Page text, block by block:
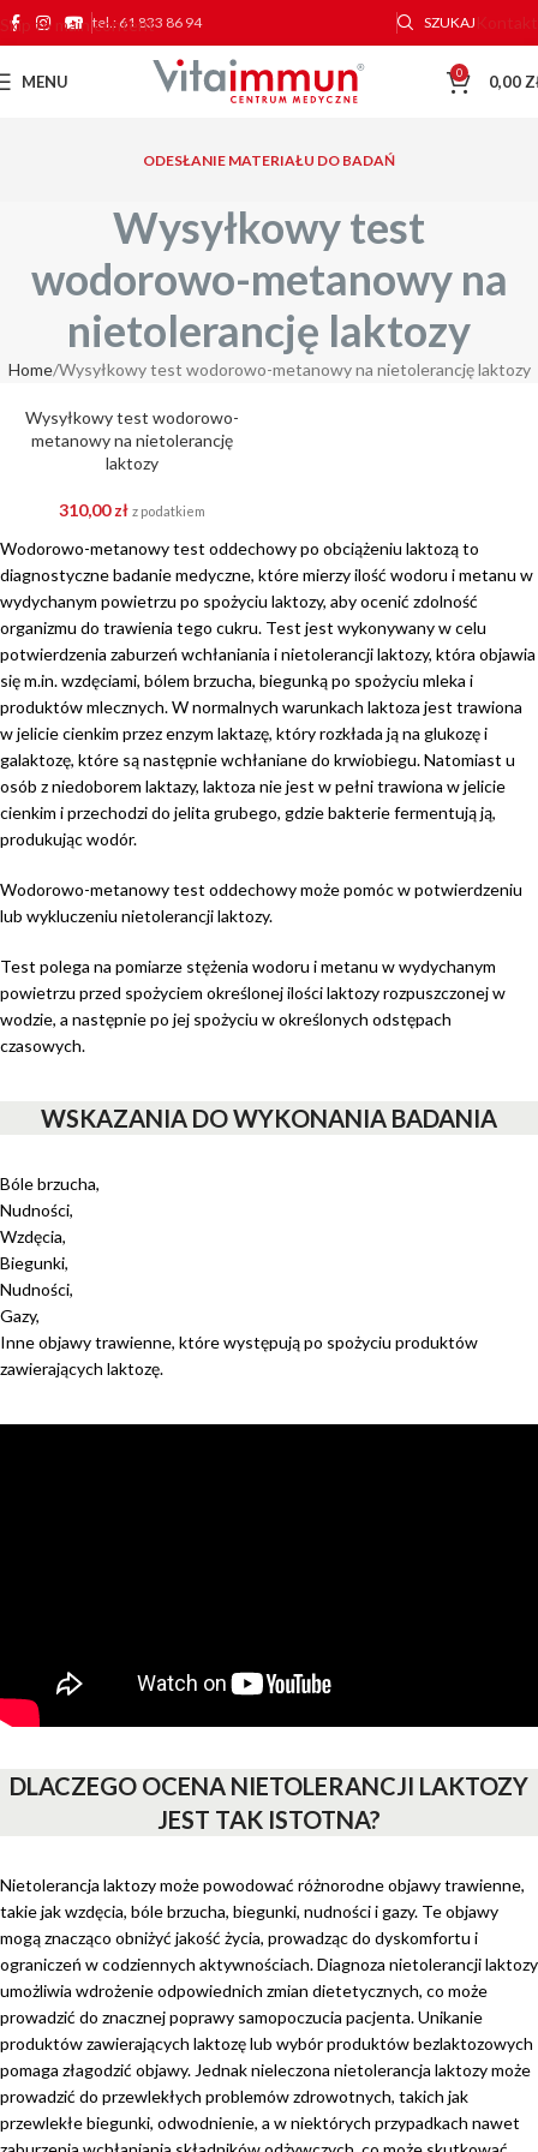
Skip to main content
tel.: 61 833 86 94 SZUKAJ Kontakt
MENU 0 0,00
ODESŁANIE MATERIAŁU DO BADAŃ
Wysyłkowy test
wodorowo-metanowy na
nietolerancję laktozy
Home Wysyłkowy test wodorowo-metanowy na nietolerancję laktozy
Wysyłkowy test wodorowo-
metanowy na nietolerancję
laktozy
310,00zł z podatkiem
Wodorowo-metanowy test oddechowy po obciążeniu laktozą to
diagnostyczne badanie medyczne, które mierzy ilość wodoru i metanu w
wydychanym powietrzu po spożyciu laktozy, aby ocenić zdolność
organizmu do trawienia tego cukru. Test jest wykonywany w celu
potwierdzenia zaburzeń wchłaniania i nietolerancji laktozy, która objawia
się m.in. wzdęciami, bólem brzucha, biegunką po spożyciu mleka i
produktów mlecznych. W normalnych warunkach laktoza jest trawiona
w jelicie cienkim przez enzym laktazę, który rozkłada ją na glukozę i
galaktozę, które są następnie wchłaniane do krwiobiegu. Natomiast u
osób z niedoborem laktazy, laktoza nie jest w pełni trawiona w jelicie
cienkim i przechodzi do jelita grubego, gdzie bakterie fermentują ją,
produkując wodór.
Wodorowo-metanowy test oddechowy może pomóc w potwierdzeniu
lub wykluczeniu nietolerancji laktozy.
Test polega na pomiarze stężenia wodoru i metanu w wydychanym
powietrzu przed spożyciem określonej ilości laktozy rozpuszczonej w
wodzie, a następnie po jej spożyciu w określonych odstępach
czasowych.
WSKAZANIA DO WYKONANIA BADANIA
Bóle brzucha,
Nudności,
Wzdęcia,
Biegunki,
Nudności,
Gazy,
Inne objawy trawienne, które występują po spożyciu produktów
zawierających laktozę.
DLACZEGO OCENA NIETOLERANCJI LAKTOZY
JEST TAK ISTOTNA?
Nietolerancja laktozy może powodować różnorodne objawy trawienne,
takie jak wzdęcia, bóle brzucha, biegunki, nudności i gazy. Te objawy
mogą znacząco obniżyć jakość życia, prowadząc do dyskomfortu i
ograniczeń w codziennych aktywnościach. Diagnoza nietolerancji laktozy
umożliwia wdrożenie odpowiednich zmian dietetycznych, co może
prowadzić do znacznej poprawy samopoczucia pacjenta. Unikanie
produktów zawierających laktozę lub wybór produktów bezlaktozowych
pomaga złagodzić objawy. Jednak nieleczona nietolerancja laktozy może
prowadzić do przewlekłych problemów zdrowotnych, takich jak
przewlekłe biegunki, odwodnienie, a w niektórych przypadkach nawet